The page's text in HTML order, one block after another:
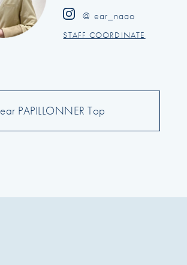
@ ear_naao
STAFF COORDINATE
ear PAPILLONNER Top